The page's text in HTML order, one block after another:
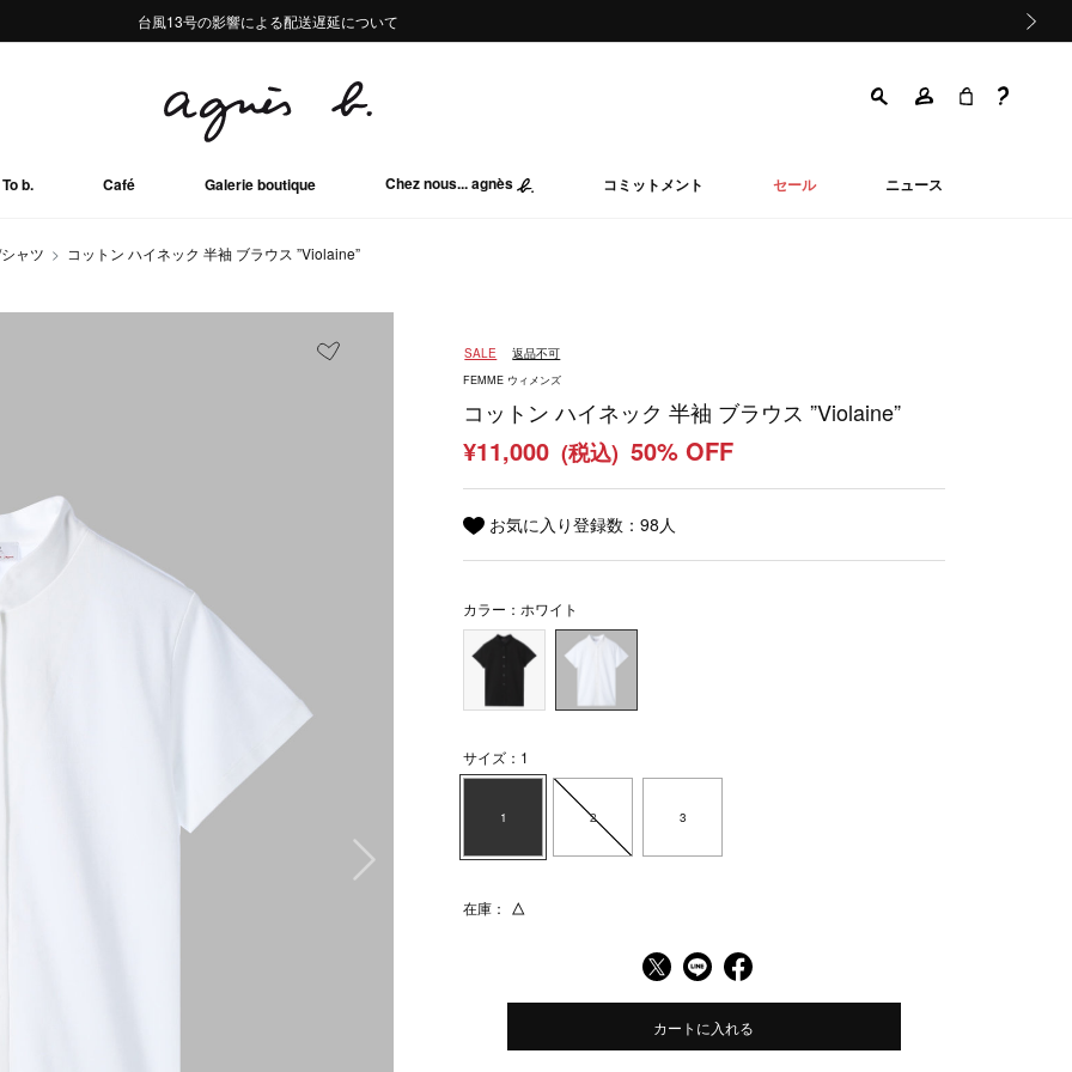
熊本地域地震の影響による配送遅延について
Summer Sale 2buy10%OFF!!
台風13号の影響による配送遅延について
熊本地域地震の影響による配送遅延について
Summer Sale 2buy10%OFF!!
To b. Café Galerie boutique Chez nous... agnès コミットメント セール ニュース
ャツ コットン ハイネック 半袖 ブラウス ”Violaine”
SALE 返品不可
FEMME ウィメンズ
コットン ハイネック 半袖 ブラウス ”Violaine”
¥11,000 (税込) 50% OFF
お気に入り登録数：98人
カラー：ホワイト
サイズ：1
1 2 3
在庫： △
カートに入れる